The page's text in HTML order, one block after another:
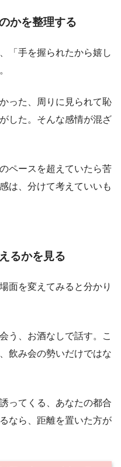
かを整理する
「手を握られたから嬉し
った、周りに見られて恥
した。そんな感情が混ざ
ペースを超えていたら苦
は、分けて考えていいも
るかを見る
面を変えてみると分かり
う、お酒なしで話す。こ
飲み会の勢いだけではな
ってくる、あなたの都合
なら、距離を置いた方が